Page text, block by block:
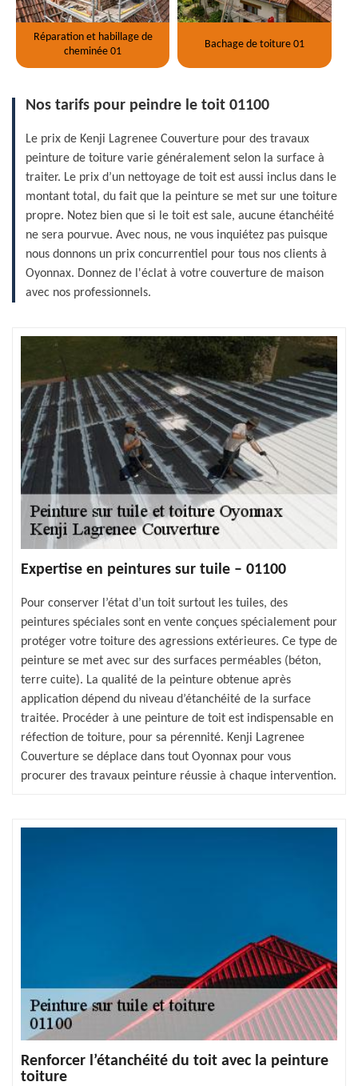
Réparation et habillage de
cheminée 01
Bachage de toiture 01
Nos tarifs pour peindre le toit 01100
Le prix de Kenji Lagrenee Couverture pour des travaux
peinture de toiture varie généralement selon la surface à
traiter. Le prix d’un nettoyage de toit est aussi inclus dans le
montant total, du fait que la peinture se met sur une toiture
propre. Notez bien que si le toit est sale, aucune étanchéité
ne sera pourvue. Avec nous, ne vous inquiétez pas puisque
nous donnons un prix concurrentiel pour tous nos clients à
Oyonnax. Donnez de l'éclat à votre couverture de maison
avec nos professionnels.
Expertise en peintures sur tuile – 01100
Pour conserver l’état d’un toit surtout les tuiles, des
peintures spéciales sont en vente conçues spécialement pour
protéger votre toiture des agressions extérieures. Ce type de
peinture se met avec sur des surfaces perméables (béton,
terre cuite). La qualité de la peinture obtenue après
application dépend du niveau d’étanchéité de la surface
traitée. Procéder à une peinture de toit est indispensable en
réfection de toiture, pour sa pérennité. Kenji Lagrenee
Couverture se déplace dans tout Oyonnax pour vous
procurer des travaux peinture réussie à chaque intervention.
Renforcer l’étanchéité du toit avec la peinture
toiture